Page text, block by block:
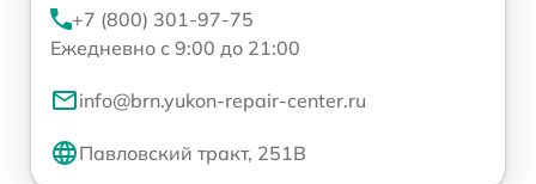
+7 (800) 301-97-75
Ежедневно с 9:00 до 21:00
info@brn.yukon-repair-center.ru
Павловский тракт, 251В